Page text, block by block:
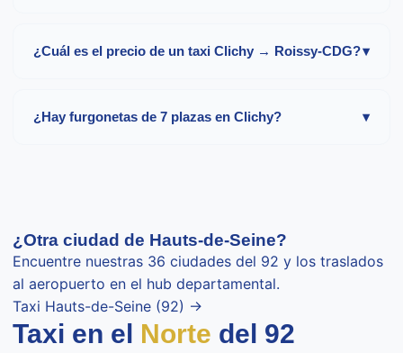
día, para 32 minutos y 26 km. Recargo de noche,
domingos y festivos.
¿Cuál es el precio de un taxi Clichy → Roissy-CDG?▾
¿Hay furgonetas de 7 plazas en Clichy? ▾
¿Otra ciudad de Hauts-de-Seine?
Encuentre nuestras 36 ciudades del 92 y los traslados
al aeropuerto en el hub departamental.
Taxi Hauts-de-Seine (92) →
Taxi en el Norte del 92